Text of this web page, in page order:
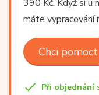
390 Kč. Když si u
máte vypracování
Chci pomoct
Při objednání